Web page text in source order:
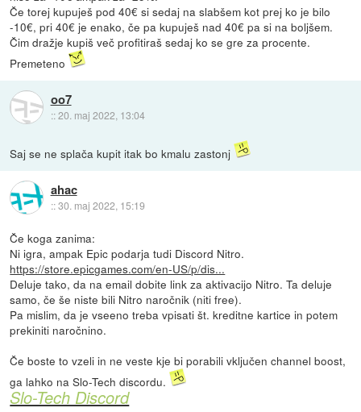
Če torej kupuješ pod 40€ si sedaj na slabšem kot prej ko je bilo
-10€, pri 40€ je enako, če pa kupuješ nad 40€ pa si na boljšem.
Čim dražje kupiš več profitiraš sedaj ko se gre za procente.
Premeteno
oo7
::20. maj 2022, 13:04
Saj se ne splača kupit itak bo kmalu zastonj
ahac
::30. maj 2022, 15:19
Če koga zanima:
Ni igra, ampak Epic podarja tudi Discord Nitro.
https://store.epicgames.com/en-US/p/dis...
Deluje tako, da na email dobite link za aktivacijo Nitro. Ta deluje
samo, če še niste bili Nitro naročnik (niti free).
Pa mislim, da je vseeno treba vpisati št. kreditne kartice in potem
prekiniti naročnino.
Če boste to vzeli in ne veste kje bi porabili vključen channel boost,
ga lahko na Slo-Tech discordu.
Slo-Tech Discord